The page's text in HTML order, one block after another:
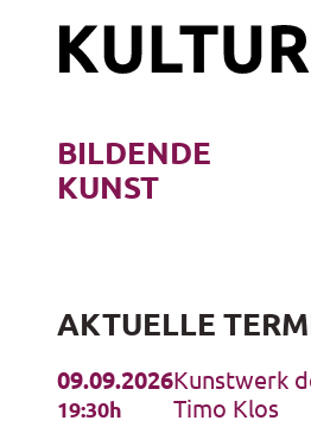
BILDENDE
KUNST
AKTUELLE
09.09.2026
19:30h
Kunstwerk
September
Timo Klos